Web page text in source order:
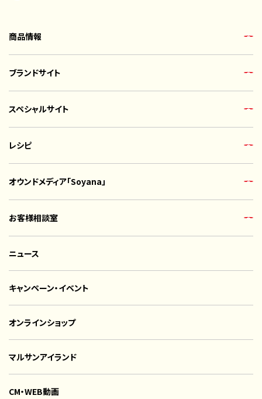
商品情報
ブランドサイト
スペシャルサイト
レシピ
オウンドメディア「Soyana」
お客様相談室
ニュース
キャンペーン・イベント
オンラインショップ
マルサンアイランド
CM・WEB動画